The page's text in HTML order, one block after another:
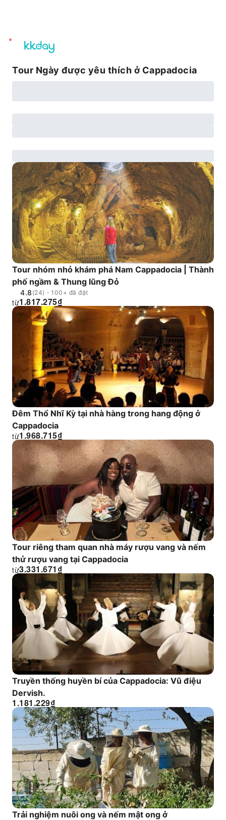
unread
notifications
Tour Ngày được yêu thích ở Cappadocia
Tour nhóm nhỏ khám phá Nam Cappadocia | Thành
phố ngầm & Thung lũng Đỏ
4.8 (24)・100+ đã đặt
₫
1.817.275
từ
Đêm Thổ Nhĩ Kỳ tại nhà hàng trong hang động ở
Cappadocia
₫
1.968.715
từ
Tour riêng tham quan nhà máy rượu vang và nếm
thử rượu vang tại Cappadocia
₫
3.331.671
từ
Truyền thống huyền bí của Cappadocia: Vũ điệu
Dervish.
₫
1.181.229
Trải nghiệm nuôi ong và nếm mật ong ở